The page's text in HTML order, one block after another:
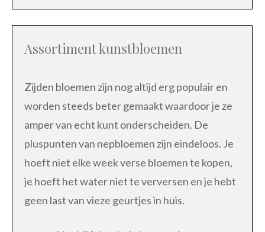
Assortiment kunstbloemen
Zijden bloemen zijn nog altijd erg populair en
worden steeds beter gemaakt waardoor je ze
amper van echt kunt onderscheiden. De
pluspunten van nepbloemen zijn eindeloos. Je
hoeft niet elke week verse bloemen te kopen,
je hoeft het water niet te verversen en je hebt
geen last van vieze geurtjes in huis.